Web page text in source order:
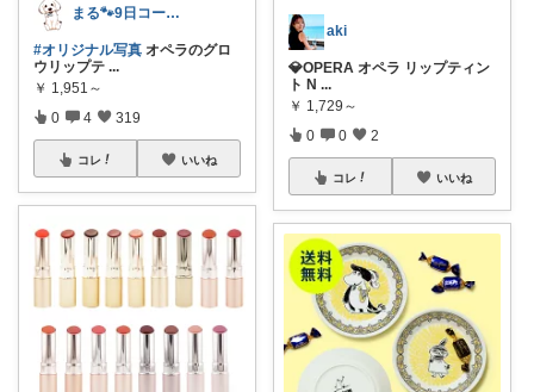
まる🐾9日コーデUP♡いつも感謝✽
#オリジナル写真 オペラのグロ
ウリップテ ...
￥ 1,951～
0 4 319
コレ いいね
aki
💎OPERA オペラ リップティン
ト N ...
￥ 1,729～
0 0 2
コレ いいね